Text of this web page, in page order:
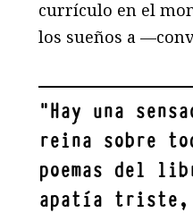
currículo en el
los sueños a
"Hay una
reina sobre
poemas del
apatía